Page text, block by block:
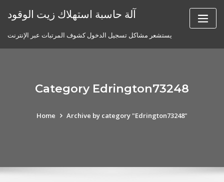
آلة حاسبة استهلاك زيت الوقود
يستشعر مشاكل تسجيل الدخول كشوف المرتبات عبر الإنترنت
Category Edrington73248
Home Archive by category "Edrington73248"